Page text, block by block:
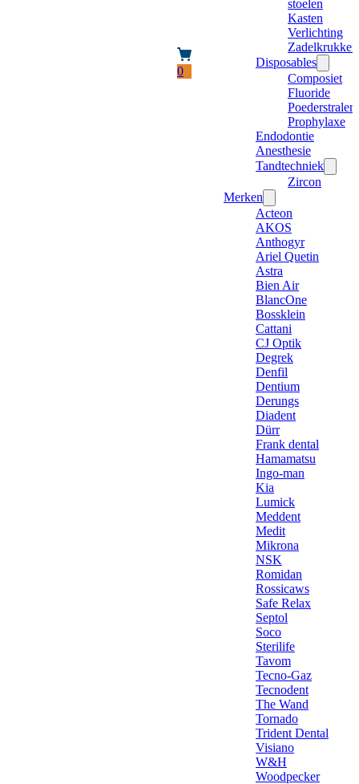
0
stoelen
Kasten
Verlichting
Zadelkrukken
Disposables
Composiet
Fluoride
Poederstraler
Prophylaxe
Endodontie
Anesthesie
Tandtechniek
Zircon
Merken
Acteon
AKOS
Anthogyr
Ariel Quetin
Astra
Bien Air
BlancOne
Bossklein
Cattani
CJ Optik
Degrek
Denfil
Dentium
Derungs
Diadent
Dürr
Frank dental
Hamamatsu
Ingo-man
Kia
Lumick
Meddent
Medit
Mikrona
NSK
Romidan
Rossicaws
Safe Relax
Septol
Soco
Sterilife
Tavom
Tecno-Gaz
Tecnodent
The Wand
Tornado
Trident Dental
Visiano
W&H
Woodpecker